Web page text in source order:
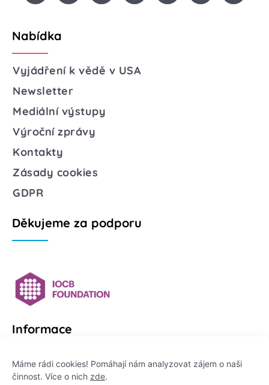
Máme rádi cookies! Pomáhají nám analyzovat zájem o naši
činnost. Více o nich zde.
Nabídka
Vyjádření k vědě v USA
Newsletter
Mediální výstupy
Výroční zprávy
Kontakty
Zásady cookies
GDPR
Děkujeme za podporu
Informace
Platformu Zeptej se vědce provozuje: